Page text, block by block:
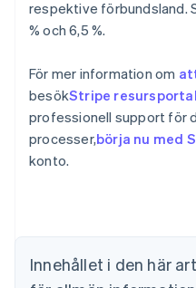
respektive förbundsland.
% och 6,5 %.
För mer information om
besökStripe
professionell support för
processer,börja nu med
konto.
Innehållet i den här
Australien
English
Belgien
Nederlands
English
Danmark